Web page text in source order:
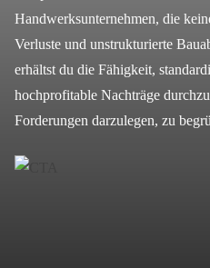
Handwerksunternehmen, die
Verluste und unstrukturierte
erhältst du die Fähigkeit,
hochprofitable Nachträge
Forderungen darzulegen, zu